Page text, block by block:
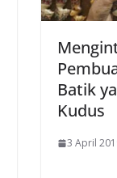
Batik
Kudus
3 April